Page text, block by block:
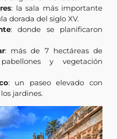
: la sala más importante
dorada del siglo XV.
: donde se planificaron
: más de 7 hectáreas de
y vegetación
: un paseo elevado con
jardines.